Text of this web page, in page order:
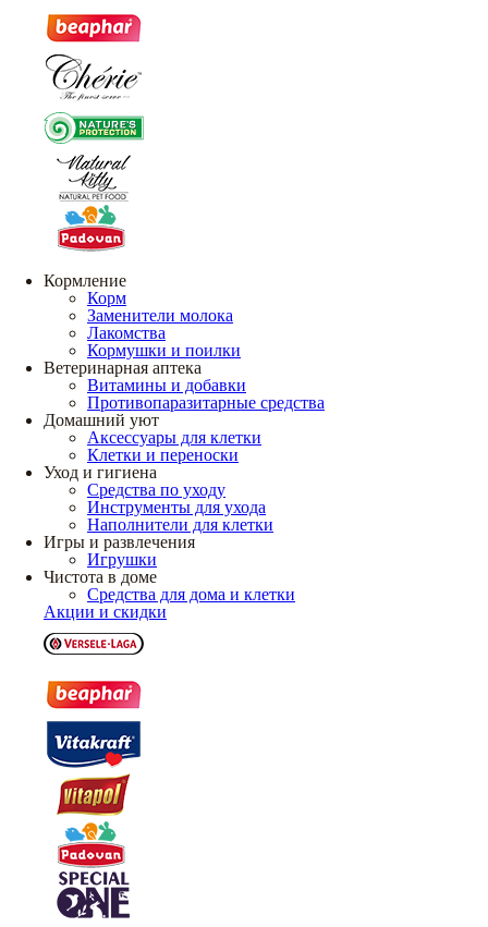
Кормление
Корм
Заменители молока
Лакомства
Кормушки и поилки
Ветеринарная аптека
Витамины и добавки
Противопаразитарные средства
Домашний уют
Аксессуары для клетки
Клетки и переноски
Уход и гигиена
Средства по уходу
Инструменты для ухода
Наполнители для клетки
Игры и развлечения
Игрушки
Чистота в доме
Средства для дома и клетки
Акции и скидки